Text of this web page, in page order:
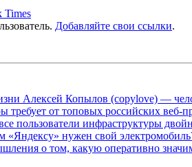
Times
Добавляйте свои ссылки.
Алексей Копылов (copylove) —
от топовых российских веб-
пользователи инфраструктуры
«Яндексу» нужен свой
о том, какую оперативно